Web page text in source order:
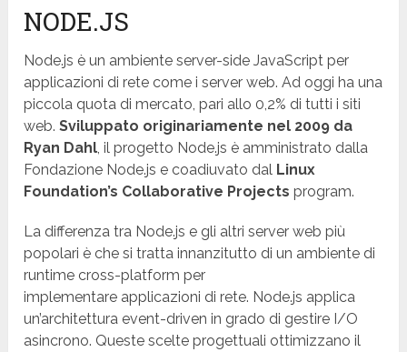
NODE.JS
Node.js è un ambiente server-side JavaScript per
applicazioni di rete come i server web. Ad oggi ha una
piccola quota di mercato, pari allo 0,2% di tutti i siti
web.Sviluppato originariamente nel 2009 da
Ryan Dahl , il progetto Node.js è amministrato dalla
Fondazione Node.js e coadiuvato dal Linux
Foundation’s Collaborative Projects program.
La differenza tra Node.js e gli altri server web più
popolari è che si tratta innanzitutto di un ambiente di
runtime cross-platform per
implementare applicazioni di rete. Node.js applica
un’architettura event-driven in grado di gestire I/O
asincrono. Queste scelte progettuali ottimizzano il